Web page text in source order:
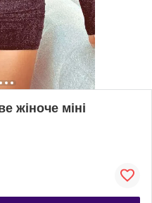
жіноче міні